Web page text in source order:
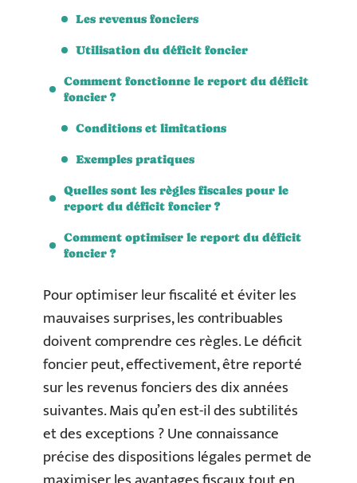
Les revenus fonciers
Utilisation du déficit foncier
Comment fonctionne le report du déficit
foncier ?
Conditions et limitations
Exemples pratiques
Quelles sont les règles fiscales pour le
report du déficit foncier ?
Comment optimiser le report du déficit
foncier ?
Pour optimiser leur fiscalité et éviter les
mauvaises surprises, les contribuables
doivent comprendre ces règles. Le déficit
foncier peut, effectivement, être reporté
sur les revenus fonciers des dix années
suivantes. Mais qu’en est-il des subtilités
et des exceptions ? Une connaissance
précise des dispositions légales permet de